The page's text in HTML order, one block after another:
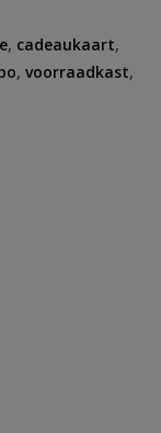
, cadeaukaart,
, voorraadkast,